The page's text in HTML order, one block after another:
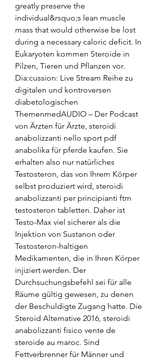
greatly preserve the
individual&rsquo;s lean muscle
mass that would otherwise be lost
during a necessary caloric deficit. In
Eukaryoten kommen Steroide in
Pilzen, Tieren und Pflanzen vor.
Dia:cussion: Live Stream Reihe zu
digitalen und kontroversen
diabetologischen
ThemenmedAUDIO – Der Podcast
von Ärzten für Ärzte, steroidi
anabolizzanti nello sport pdf
anabolika für pferde kaufen. Sie
erhalten also nur natürliches
Testosteron, das von Ihrem Körper
selbst produziert wird, steroidi
anabolizzanti per principianti ftm
testosteron tabletten. Daher ist
Testo-Max viel sicherer als die
Injektion von Sustanon oder
Testosteron-haltigen
Medikamenten, die in Ihren Körper
injiziert werden. Der
Durchsuchungsbefehl sei für alle
Räume gültig gewesen, zu denen
der Beschuldigte Zugang hatte. Die
Steroid Alternative 2016, steroidi
anabolizzanti fisico vente de
steroide au maroc. Sind
Fettverbrenner für Männer und